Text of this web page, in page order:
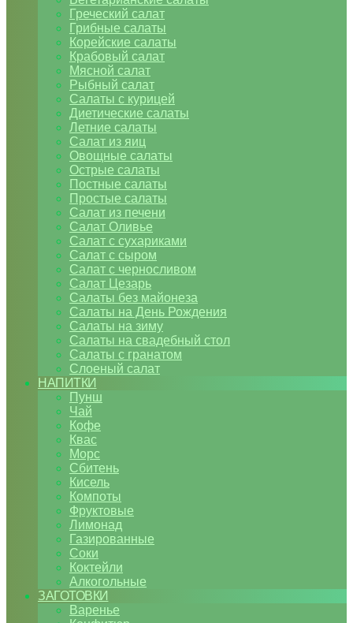
Греческий салат
Грибные салаты
Корейские салаты
Крабовый салат
Мясной салат
Рыбный салат
Салаты с курицей
Диетические салаты
Летние салаты
Салат из яиц
Овощные салаты
Острые салаты
Постные салаты
Простые салаты
Салат из печени
Салат Оливье
Салат с сухариками
Салат с сыром
Салат с черносливом
Салат Цезарь
Салаты без майонеза
Салаты на День Рождения
Салаты на зиму
Салаты на свадебный стол
Салаты с гранатом
Слоеный салат
НАПИТКИ
Пунш
Чай
Кофе
Квас
Морс
Сбитень
Кисель
Компоты
Фруктовые
Лимонад
Газированные
Соки
Коктейли
Алкогольные
ЗАГОТОВКИ
Варенье